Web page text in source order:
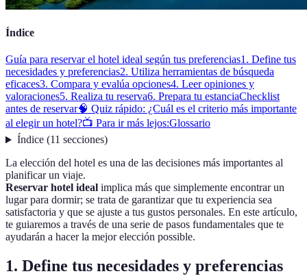
Índice
Guía para reservar el hotel ideal según tus preferencias1. Define tus
necesidades y preferencias2. Utiliza herramientas de búsqueda
eficaces3. Compara y evalúa opciones4. Leer opiniones y
valoraciones5. Realiza tu reserva6. Prepara tu estanciaChecklist
antes de reservar🧠 Quiz rápido: ¿Cuál es el criterio más importante
al elegir un hotel?📺 Para ir más lejos:Glossario
Índice(11 secciones)
La elección del hotel es una de las decisiones más importantes al
planificar un viaje.
Reservar hotel ideal implica más que simplemente encontrar un
lugar para dormir; se trata de garantizar que tu experiencia sea
satisfactoria y que se ajuste a tus gustos personales. En este artículo,
te guiaremos a través de una serie de pasos fundamentales que te
ayudarán a hacer la mejor elección possible.
1. Define tus necesidades y preferencias